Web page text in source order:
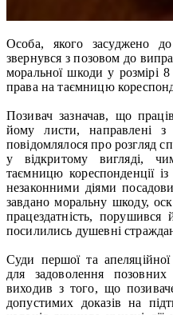
Особа, якого засуджено
звернувся з позовом до
моральної шкоди у розмірі
права на таємницю
Позивач зазначав, що
йому листи, направлені з
повідомлялося про розгляд
у відкритому вигляді,
таємницю кореспонденції
незаконними діями
завдано моральну шкоду,
працездатність,
посилились душевні
Суди першої та
для задоволення
виходив з того, що
допустимих доказів на